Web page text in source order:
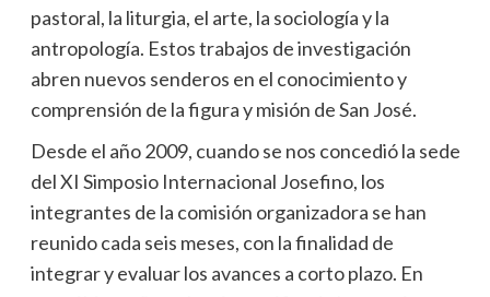
pastoral, la liturgia, el arte, la sociología y la
antropología. Estos trabajos de investigación
abren nuevos senderos en el conocimiento y
comprensión de la figura y misión de San José.
Desde el año 2009, cuando se nos concedió la sede
del XI Simposio Internacional Josefino, los
integrantes de la comisión organizadora se han
reunido cada seis meses, con la finalidad de
integrar y evaluar los avances a corto plazo. En